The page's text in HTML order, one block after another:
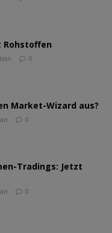
Rohstoffen
0
Market-Wizard aus?
0
Tradings: Jetzt
0